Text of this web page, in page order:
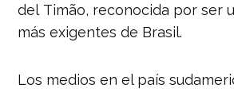
del Timão, reconocida por ser
más exigentes de Brasil.
Los medios en el país